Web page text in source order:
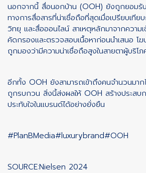
นอกจากนี้ สื่อนอกบ้าน (OOH) ยังถูกยอมรับ
ทางการสื่อสารที่น่าเชื่อถือที่สุดเมื่อเปรียบเที
วิทยุ และสื่อออนไลน์ สาเหตุหลักมาจากความ
คัดกรองและตรวจสอบเนื้อหาก่อนนำเสนอ
ถูกมองว่ามีความน่าเชื่อถือสูงในสายตาผู้บริโภ
อีกทั้ง OOH ยังสามารถเข้าถึงคนจำนวนมาก
ถูกรบกวน สิ่งนี้ส่งผลให้ OOH สร้างประสบ
ประทับใจในแบรนด์ได้อย่างยั่งยืน
#PlanBMedia#luxurybrand#OOH
SOURCE:Nielsen 2024